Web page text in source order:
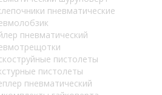
пневматические
пневматический
пистолеты
пистолеты
пневматический